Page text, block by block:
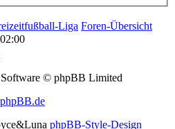
Liga Foren-Übersicht
© phpBB Limited
phpBB.de
phpBB-Style-Design